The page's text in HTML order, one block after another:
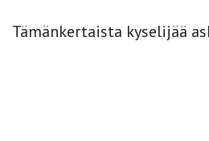
Tämänkertaista kyselijää